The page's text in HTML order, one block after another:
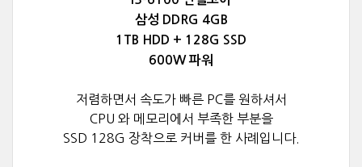
삼성 DDRG 4GB​
1TB HDD + 128G SSD
600W 파워
저렴하면서 속도가 빠른 PC를 원하셔서
CPU 와 메모리에서 부족한 부분을
SSD 128G 장착으로 커버를 한 사례입니다.